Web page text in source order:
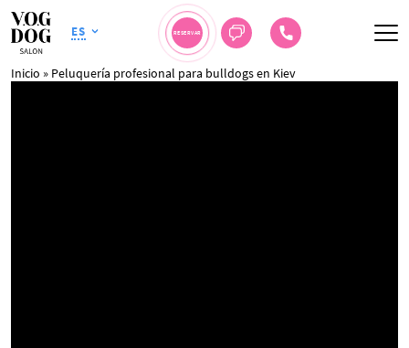
ES RESERVAR
Inicio » Peluquería profesional para bulldogs en Kiev